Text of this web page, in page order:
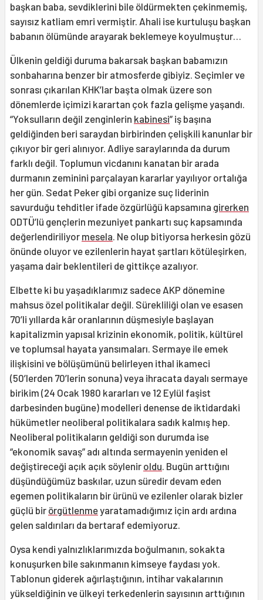
başkan baba, sevdiklerini bile öldürmekten çekinmemiş,
sayısız katliam emri vermiştir. Ahali ise kurtuluşu başkan
babanın ölümünde arayarak beklemeye koyulmuştur…
Ülkenin geldiği duruma bakarsak başkan babamızın
sonbaharına benzer bir atmosferde gibiyiz. Seçimler ve
sonrası çıkarılan KHK’lar başta olmak üzere son
dönemlerde içimizi karartan çok fazla gelişme yaşandı.
“Yoksulların değil zenginlerin kabinesi” iş başına
geldiğinden beri saraydan birbirinden çelişkili kanunlar bir
çıkıyor bir geri alınıyor. Adliye saraylarında da durum
farklı değil. Toplumun vicdanını kanatan bir arada
durmanın zeminini parçalayan kararlar yayılıyor ortalığa
her gün. Sedat Peker gibi organize suç liderinin
savurduğu tehditler ifade özgürlüğü kapsamına girerken
ODTÜ’lü gençlerin mezuniyet pankartı suç kapsamında
değerlendiriliyor mesela. Ne olup bitiyorsa herkesin gözü
önünde oluyor ve ezilenlerin hayat şartları kötüleşirken,
yaşama dair beklentileri de gittikçe azalıyor.
Elbette ki bu yaşadıklarımız sadece AKP dönemine
mahsus özel politikalar değil. Sürekliliği olan ve esasen
70’li yıllarda kâr oranlarının düşmesiyle başlayan
kapitalizmin yapısal krizinin ekonomik, politik, kültürel
ve toplumsal hayata yansımaları. Sermaye ile emek
ilişkisini ve bölüşümünü belirleyen ithal ikameci
(50’lerden 70’lerin sonuna) veya ihracata dayalı sermaye
birikim (24 Ocak 1980 kararları ve 12 Eylül faşist
darbesinden bugüne) modelleri denense de iktidardaki
hükümetler neoliberal politikalara sadık kalmış hep.
Neoliberal politikaların geldiği son durumda ise
“ekonomik savaş” adı altında sermayenin yeniden el
değiştireceği açık açık söylenir oldu. Bugün arttığını
düşündüğümüz baskılar, uzun süredir devam eden
egemen politikaların bir ürünü ve ezilenler olarak bizler
güçlü bir örgütlenmeyaratamadığımız için ardı ardına
gelen saldırıları da bertaraf edemiyoruz.
Oysa kendi yalnızlıklarımızda boğulmanın, sokakta
konuşurken bile sakınmanın kimseye faydası yok.
Tablonun giderek ağırlaştığının, intihar vakalarının
yükseldiğinin ve ülkeyi terkedenlerin sayısının arttığının